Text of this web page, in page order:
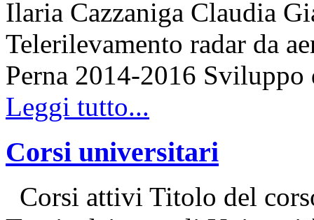
Ilaria Cazzaniga Claudia
Telerilevamento radar da
Perna 2014-2016
Leggi tutto...
Corsi universitari
Corsi attivi Titolo del